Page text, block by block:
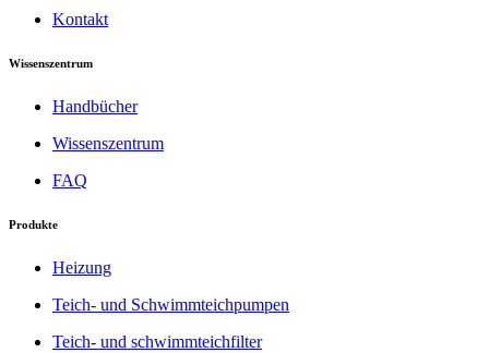
Kontakt
Wissenszentrum
Handbücher
Wissenszentrum
FAQ
Produkte
Heizung
Teich- und Schwimmteichpumpen
Teich- und schwimmteichfilter